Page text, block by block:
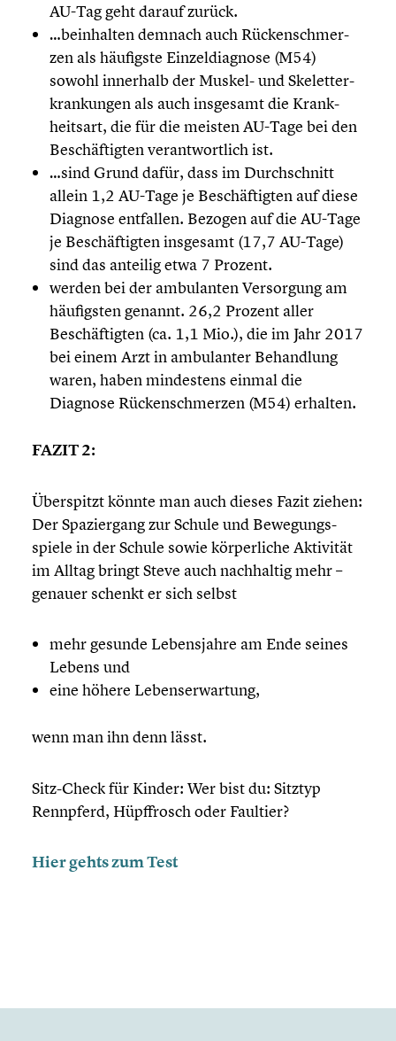
AU-Tag geht darauf zurück.
…beinhal­ten demnach auch Rücken­schmer­
zen als häufigste Einzel­dia­gnose (M54)
sowohl innerhalb der Muskel- und Skelett­er­
kran­kun­gen als auch insgesamt die Krank­
heits­art, die für die meisten AU-Tage bei den
Beschäf­tig­ten verant­wort­lich ist.
…sind Grund dafür, dass im Durch­schnitt
allein 1,2 AU-Tage je Beschäf­tig­ten auf diese
Diagnose entfallen. Bezogen auf die AU-Tage
je Beschäf­tig­ten insgesamt (17,7 AU-Tage)
sind das anteilig etwa 7 Prozent.
werden bei der ambulan­ten Versor­gung am
häufigs­ten genannt. 26,2 Prozent aller
Beschäf­tig­ten (ca. 1,1 Mio.), die im Jahr 2017
bei einem Arzt in ambulan­ter Behand­lung
waren, haben mindes­tens einmal die
Diagnose Rücken­schmer­zen (M54) erhalten.
FAZIT 2:
Überspitzt könnte man auch dieses Fazit ziehen:
Der Spazier­gang zur Schule und Bewegungs­
spiele in der Schule sowie körper­li­che Aktivität
im Alltag bringt Steve auch nachhal­tig mehr –
genauer schenkt er sich selbst
mehr gesunde Lebens­jahre am Ende seines
Lebens und
eine höhere Lebens­er­war­tung,
wenn man ihn denn lässt.
Sitz-Check für Kinder: Wer bist du: Sitztyp
Rennpferd, Hüpffrosch oder Faultier?
Hier gehts zum Test